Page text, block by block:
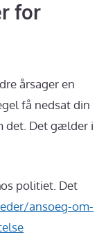
for
årsager en
få nedsat din
det. Det gælder i
politiet. Det
ansoeg-om-